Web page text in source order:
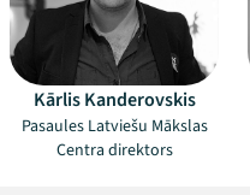
Kārlis Kanderovskis
Pasaules Latviešu Mākslas
Centra direktors